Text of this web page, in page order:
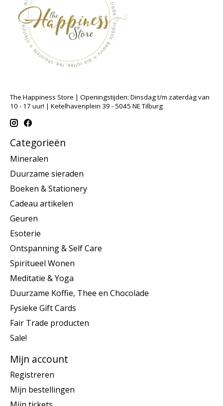
The Happiness Store | Openingstijden: Dinsdag t/m zaterdag van
10 - 17 uur! | Ketelhavenplein 39 - 5045 NE Tilburg
Categorieën
Mineralen
Duurzame sieraden
Boeken & Stationery
Cadeau artikelen
Geuren
Esoterie
Ontspanning & Self Care
Spiritueel Wonen
Meditatie & Yoga
Duurzame Koffie, Thee en Chocolade
Fysieke Gift Cards
Fair Trade producten
Sale!
Mijn account
Registreren
Mijn bestellingen